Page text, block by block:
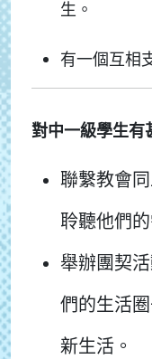
生。
有一個互相
對中一級學生有
聯繫教會
聆聽他們
舉辦團契
們的生活
新生活。